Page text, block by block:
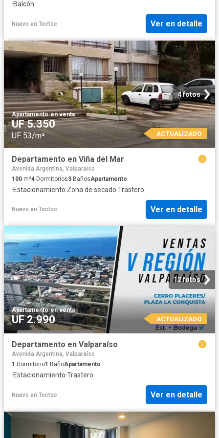
·Balcón
Nuevo en Toctoc Ver en detalle
4 fotos
Apartamento·en venta
UF 5.350
UF 53/m² ACTUALIZADO
Departamento en Viña del Mar
Avenida Argentina, Valparaíso
100 m²4 Dormitorios3 BañosApartamento
·Estacionamiento·Zona de secado·Trastero
Nuevo en Toctoc Ver en detalle
12 fotos
Apartamento·en venta
UF 2.990 ACTUALIZADO
Departamento en Valparaíso
Avenida Argentina, Valparaíso
1 Dormitorio1 BañoApartamento
·Estacionamiento·Trastero
Nuevo en Toctoc Ver en detalle